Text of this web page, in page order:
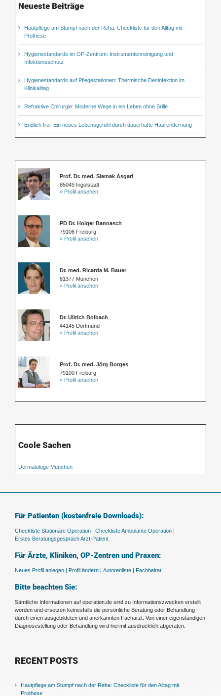
Neueste Beiträge
Hautpflege am Stumpf nach der Reha: Checkliste für den Alltag mit
Prothese
Hygienestandards im OP-Zentrum: Instrumentenreinigung und
Infektionsschutz
Hygienestandards auf Pflegestationen: Thermische Desinfektion im
Klinikalltag
Refraktive Chirurgie: Moderne Wege in ein Leben ohne Brille
Endlich frei: Ein neues Lebensgefühl durch dauerhafte Haarentfernung
Prof. Dr. med. Siamak Asgari
85049 Ingolstadt
» Profil ansehen
PD Dr. Holger Bannasch
79106 Freiburg
» Profil ansehen
Dr. med. Ricarda M. Bauer
81377 München
» Profil ansehen
Dr. Ullrich Bolbach
44145 Dortmund
» Profil ansehen
Prof. Dr. med. Jörg Borges
79100 Freiburg
» Profil ansehen
Coole Sachen
Dermatologe München
Für Patienten (kostenfreie Downloads):
Checkliste Stationäre Operation | Checkliste Ambulante Operation |
Erstes Beratungsgespräch Arzt-Patient
Für Ärzte, Kliniken, OP-Zentren und Praxen:
Neues Profil anlegen | Profil ändern | Autorenliste | Fachbeirat
Bitte beachten Sie:
Sämtliche Informationen auf operation.de sind zu Informationszwecken erstellt
worden und ersetzen keinesfalls die persönliche Beratung oder Behandlung
durch einen ausgebildeten und anerkannten Facharzt. Von einer eigenständigen
Diagnosestellung oder Behandlung wird hiermit ausdrücklich abgeraten.
RECENT POSTS
Hautpflege am Stumpf nach der Reha: Checkliste für den Alltag mit
Prothese